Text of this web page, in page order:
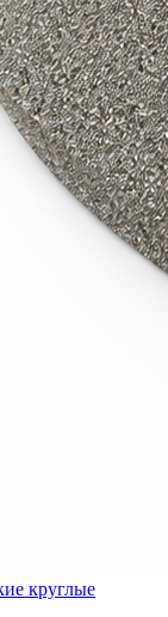
круглые